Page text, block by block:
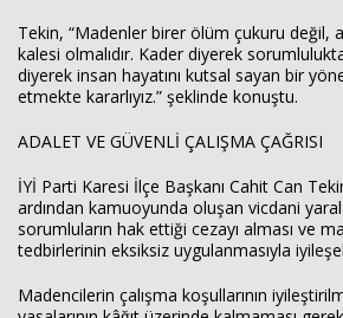
Tekin, “Madenler birer ölüm çukuru değil,
kalesi olmalıdır. Kader diyerek
diyerek insan hayatını kutsal sayan bir
etmekte kararlıyız.” şeklinde konuştu.
ADALET VE GÜVENLİ ÇALIŞMA ÇAĞRISI
İYİ Parti Karesi İlçe Başkanı Cahit Can
ardından kamuoyunda oluşan vicdani
sorumluların hak ettiği cezayı alması ve
tedbirlerinin eksiksiz uygulanmasıyla
Madencilerin çalışma koşullarının